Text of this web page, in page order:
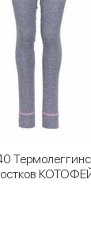
для
Комфорт